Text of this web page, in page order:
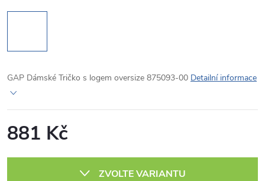
GAP Dámské Tričko s logem oversize 875093-00 Detailní informace
881 Kč
ZVOLTE VARIANTU